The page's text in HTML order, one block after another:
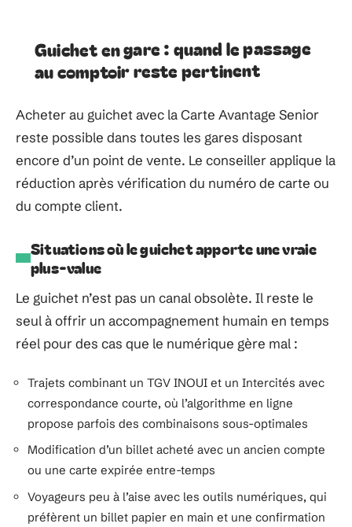
Guichet en gare : quand le passage
au comptoir reste pertinent
Acheter au guichet avec la Carte Avantage Senior
reste possible dans toutes les gares disposant
encore d’un point de vente. Le conseiller applique la
réduction après vérification du numéro de carte ou
du compte client.
Situations où le guichet apporte une vraie
plus-value
Le guichet n’est pas un canal obsolète. Il reste le
seul à offrir un accompagnement humain en temps
réel pour des cas que le numérique gère mal :
Trajets combinant un TGV INOUI et un Intercités avec
correspondance courte, où l’algorithme en ligne
propose parfois des combinaisons sous-optimales
Modification d’un billet acheté avec un ancien compte
ou une carte expirée entre-temps
Voyageurs peu à l’aise avec les outils numériques, qui
préfèrent un billet papier en main et une confirmation